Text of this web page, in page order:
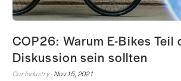
COP26: Warum E-Bikes Teil
Diskussion sein sollten
Our Industry · Nov 15, 2021